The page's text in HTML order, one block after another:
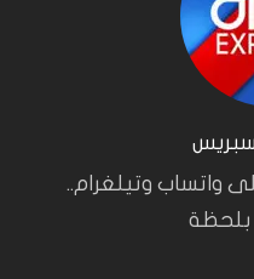
واتساب وتيلغرام..
بلحظة